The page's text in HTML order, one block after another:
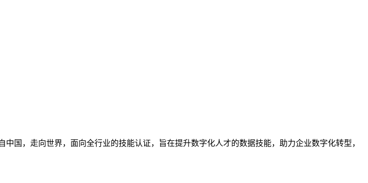
国，走向世界，面向全行业的技能认证，旨在提升数字化人才的数据技能，助力企业数字化转型，